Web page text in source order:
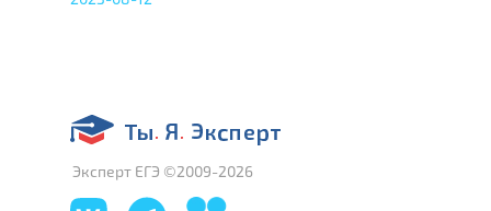
Эксперт ЕГЭ ©2009-2026